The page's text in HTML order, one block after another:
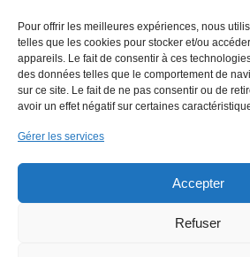
Pour offrir les meilleures expériences, nous
telles que les cookies pour stocker et/ou
appareils. Le fait de consentir à ces
des données telles que le comportement de
sur ce site. Le fait de ne pas consentir ou de
avoir un effet négatif sur certaines
Gérer les services
Accepter
Refuser